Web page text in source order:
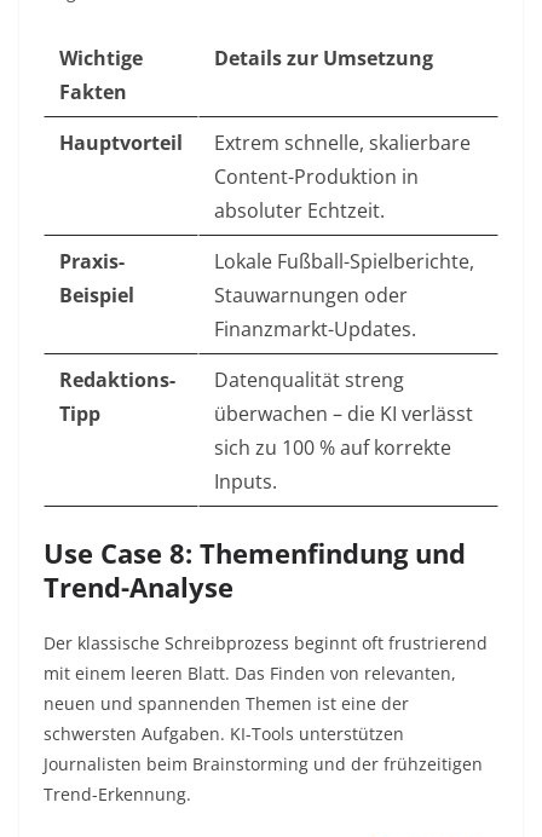
Wichtige
Fakten
Details zur Umsetzung
Hauptvorteil
Extrem schnelle, skalierbare
Content-Produktion in
absoluter Echtzeit.
Praxis-
Beispiel
Lokale Fußball-Spielberichte,
Stauwarnungen oder
Finanzmarkt-Updates.
Redaktions-
Tipp
Datenqualität streng
überwachen – die KI verlässt
sich zu 100 % auf korrekte
Inputs.
Use Case 8: Themenfindung und
Trend-Analyse
Der klassische Schreibprozess beginnt oft frustrierend
mit einem leeren Blatt. Das Finden von relevanten,
neuen und spannenden Themen ist eine der
schwersten Aufgaben. KI-Tools unterstützen
Journalisten beim Brainstorming und der frühzeitigen
Trend-Erkennung.